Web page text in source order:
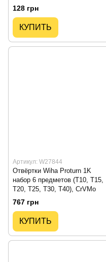
128 грн
КУПИТЬ
Артикул: W27844
Отвёртки Wiha Proturn 1K
набор 6 предметов (T10, T15,
T20, T25, T30, T40), CrVMo
767 грн
КУПИТЬ